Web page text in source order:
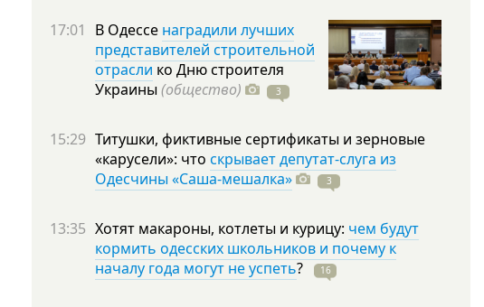
17:01 В Одессе наградили лучших
представителей строительной
отрасли ко Дню строителя
Украины (общество) 3
15:29 Титушки, фиктивные сертификаты и зерновые
«карусели»: что скрывает депутат-слуга из
Одесчины «Саша-мешалка»
3
13:35 Хотят макароны, котлеты и курицу: чем будут
кормить одесских школьников и почему к
началу года могут не успеть? 16